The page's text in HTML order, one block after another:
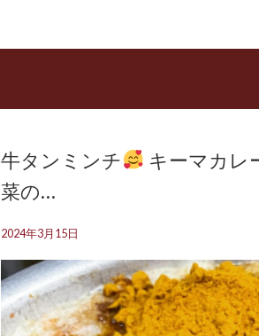
牛タンミンチ
キーマカレ
菜の…
2024年3月15日